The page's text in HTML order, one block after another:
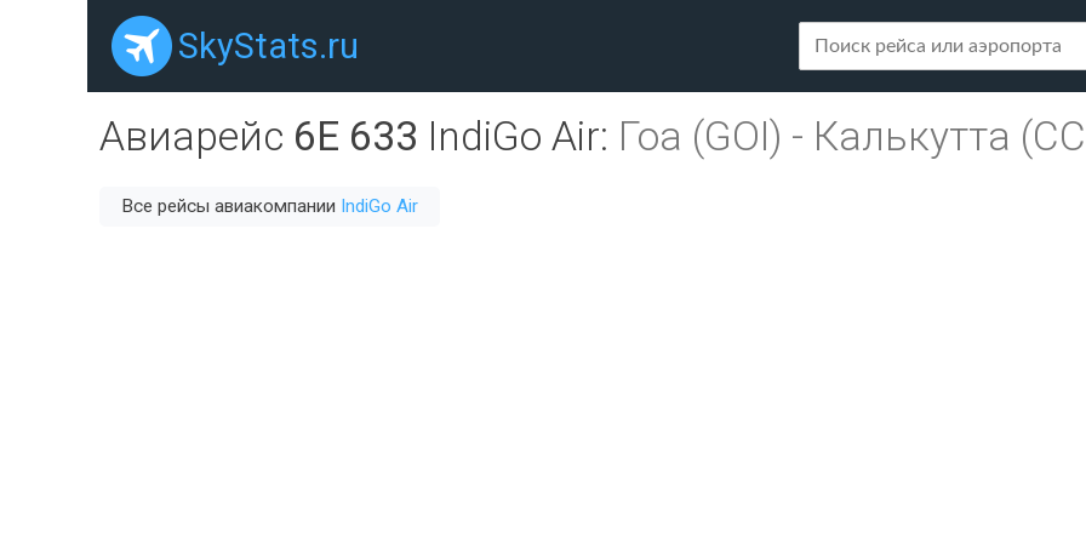
SkyStats.ru
Авиарейс 6E 633 IndiGo Air: Гоа (GOI) - Калькутта
Все рейсы авиакомпании IndiGo Air